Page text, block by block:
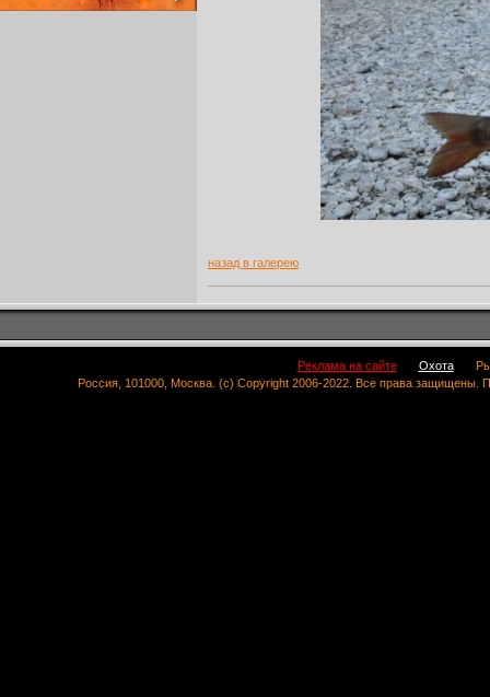
назад в галерею
Реклама на сайте Охота
Россия, 101000, Москва. (c) Copyright 2006-2022. Все права защищены.